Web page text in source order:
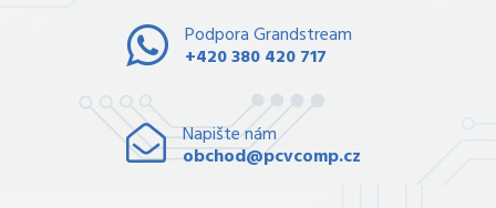
Podpora Grandstream
+420 380 420 717
Napište nám
obchod@pcvcomp.cz